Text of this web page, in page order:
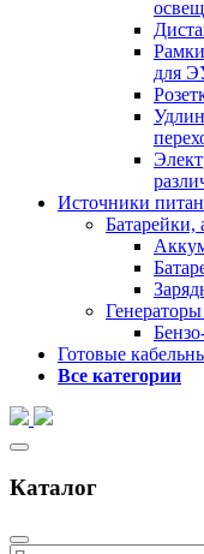
для
Источники
Батарейки,
Готовые
Все категории
Каталог